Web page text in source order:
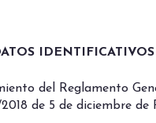
IDENTIFICATIVOS
del Reglamento
de 5 de diciembre